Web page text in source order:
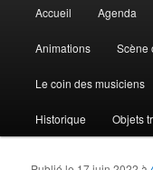
Aller au contenu
Aller au contenu
Accueil Agenda
Animations Scène
Le coin des musiciens
Historique Objets